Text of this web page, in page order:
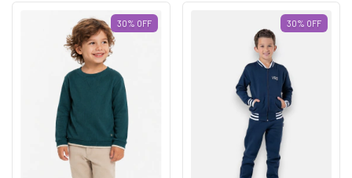
30% OFF 30% OFF